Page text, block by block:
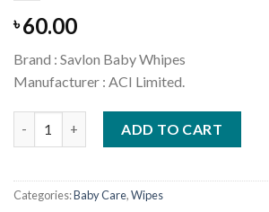
৳60.00
Brand : Savlon Baby Whipes
Manufacturer : ACI Limited.
ADD TO CART
Categories:Baby Care,Wipes